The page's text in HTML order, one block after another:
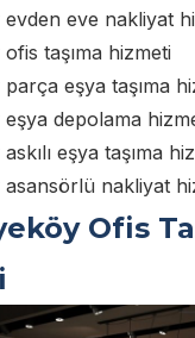
evden eve nakliyat
taşıma hizmeti
eşya taşıma
depolama
eşya taşıma
asansörlü nakliyat
Ofis